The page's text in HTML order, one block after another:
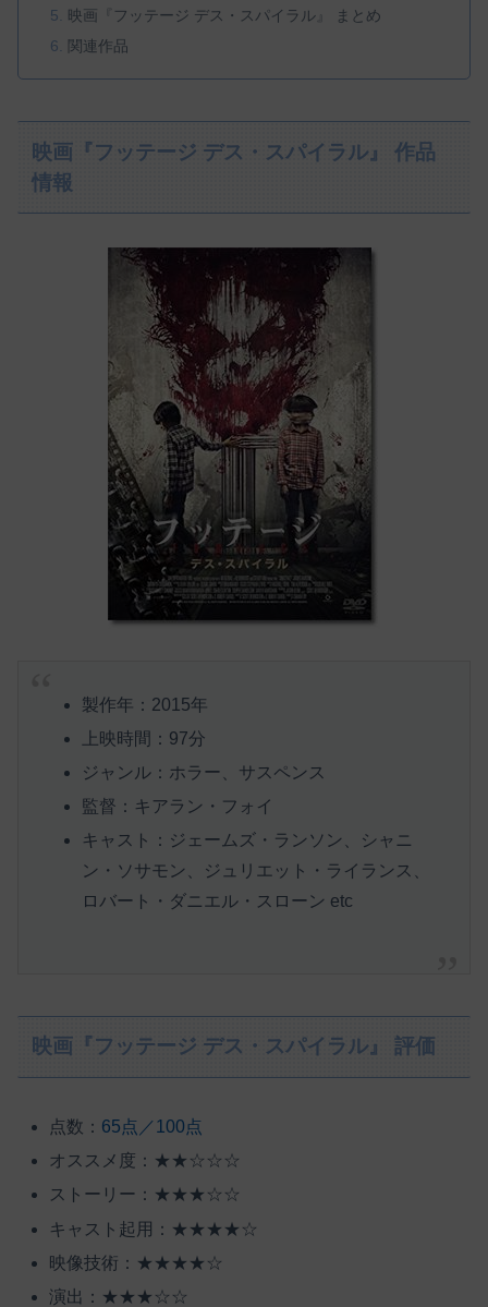
映画『フッテージ デス・スパイラル』 まとめ
関連作品
映画『フッテージ デス・スパイラル』 作品
情報
製作年：2015年
上映時間：97分
ジャンル：ホラー、サスペンス
監督：キアラン・フォイ
キャスト：ジェームズ・ランソン、シャニ
ン・ソサモン、ジュリエット・ライランス、
ロバート・ダニエル・スローン etc
映画『フッテージ デス・スパイラル』 評価
点数： 65点／100点
オススメ度：★★☆☆☆
ストーリー：★★★☆☆
キャスト起用：★★★★☆
映像技術：★★★★☆
演出：★★★☆☆